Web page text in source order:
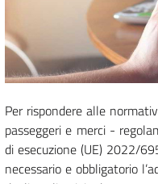
Per rispondere alle
passeggeri e merci -
di esecuzione (UE) 2022/
necessario e obbligatorio